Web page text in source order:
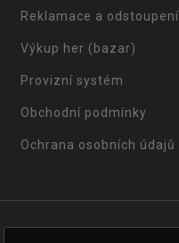
Reklamace a odstoupení
Výkup her (bazar)
Provizní systém
Obchodní podmínky
Ochrana osobních údajů